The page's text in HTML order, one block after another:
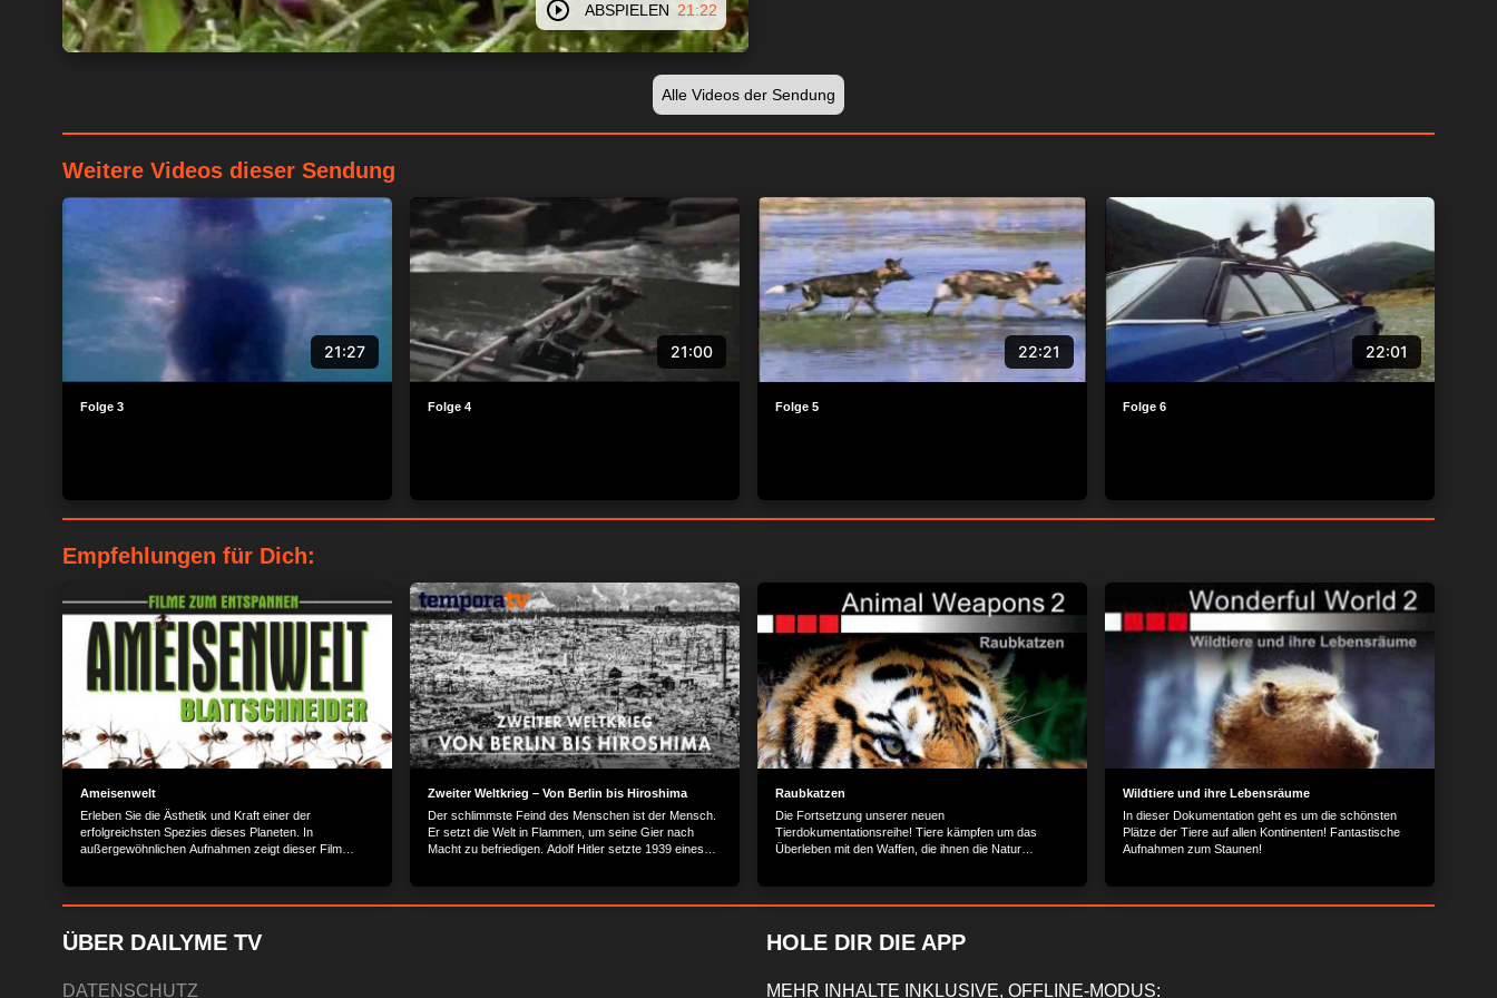
ABSPIELEN 21:22
Alle Videos der Sendung
Weitere Videos dieser Sendung
21:27
Folge 3
21:00
Folge 4
22:21
Folge 5
22:01
Folge 6
Empfehlungen für Dich:
Ameisenwelt
Erleben Sie die Ästhetik und Kraft einer der
erfolgreichsten Spezies dieses Planeten. In
außergewöhnlichen Aufnahmen zeigt dieser Film
Zweiter Weltkrieg – Von Berlin bis Hiroshima
Der schlimmste Feind des Menschen ist der Mensch.
Er setzt die Welt in Flammen, um seine Gier nach
Macht zu befriedigen. Adolf Hitler setzte 1939 eines
Raubkatzen
Die Fortsetzung unserer neuen
Tierdokumentationsreihe! Tiere kämpfen um das
Überleben mit den Waffen, die ihnen die Natur
Wildtiere und ihre Lebensräume
In dieser Dokumentation geht es um die schönsten
Plätze der Tiere auf allen Kontinenten! Fantastische
Aufnahmen zum Staunen!
ÜBER DAILYME TV
DATENSCHUTZ
HOLE DIR DIE APP
MEHR INHALTE INKLUSIVE, OFFLINE-MODUS: